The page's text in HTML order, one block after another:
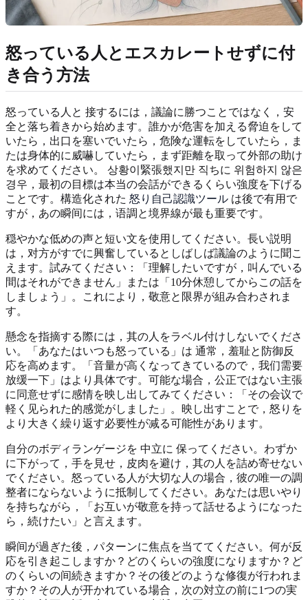
怒っている人とエスカレートせずに付
き合う方法
怒っている人と 接するには，議論に勝つことではなく，安
全と落ち着きから始めます。誰かが危害を加える脅迫をして
いたら，出口を塞いでいたら，危険な運転をしていたら，ま
たは身体的に威嚇していたら，まず距離を取って外部の助け
を求めてください。 상황이緊張했지만 직ちに 위험하지 않은
경우，最初の目標は本当の会話ができるくらい強度を下げる
ことです。構造化された 怒り自己認識ツール は後で有用で
すが，あの瞬间には，语調と境界線が最も重要です。
穏やかな低めの声と短い文を使用してください。長い説明
は，对方がすでに興奮しているとしばしば議論のように聞こ
えます。試みてください：「理解したいですが，叫んでいる
間はそれができません」または「10分休憩してからこの話を
しましょう」。これにより，敬意と限界が組み合わされま
す。
懸念を指摘する際には，其の人をラベル付けしないでくださ
い。「あなたはいつも怒っている」は 通常，羞耻と防御反
応を高めます。「音量が高くなってきているので，我们需要
放缓一下」はより具体です。可能な場合，公正ではない主張
に同意せずに感情を映し出してみてください：「その会议で
軽く见られた的感觉がしました」。映し出すことで，怒りを
より大きく繰り返す必要性が减る可能性があります。
自分のボディランゲージを 中立に 保ってください。わずか
に下がって，手を見せ，皮肉を避け，其の人を詰め寄せない
でください。怒っている人が大切な人の場合，彼の唯一の調
整者にならないように抵制してください。あなたは思いやり
を持ちながら，「お互いが敬意を持って話せるようになった
ら，続けたい」と言えます。
瞬间が過ぎた後，パターンに焦点を当ててください。何が反
応を引き起こしますか？どのくらいの強度になりますか？ど
のくらいの间続きますか？その後どのような修復が行われま
すか？その人が开かれている場合，次の対立の前に1つの実